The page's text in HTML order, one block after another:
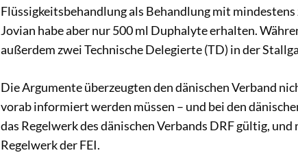
Flüssigkeitsbehandlung als Behandlung mit
Jovian habe aber nur 500 ml Duphalyte erhalten.
außerdem zwei Technische Delegierte (TD) in der
Die Argumente überzeugten den dänischen Verband
vorab informiert werden müssen – und bei den
das Regelwerk des dänischen Verbands DRF gültig,
Regelwerk der FEI.